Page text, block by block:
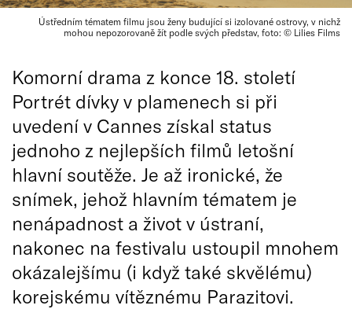
Ústředním tématem filmu jsou ženy budující si izolované ostrovy, v nichž
mohou nepozorovaně žít podle svých představ, foto: © Lilies Films
Komorní drama z konce 18. století
Portrét dívky v plamenech si při
uvedení v Cannes získal status
jednoho z nejlepších filmů letošní
hlavní soutěže. Je až ironické, že
snímek, jehož hlavním tématem je
nenápadnost a život v ústraní,
nakonec na festivalu ustoupil mnohem
okázalejšímu (i když také skvělému)
korejskému vítěznému Parazitovi.